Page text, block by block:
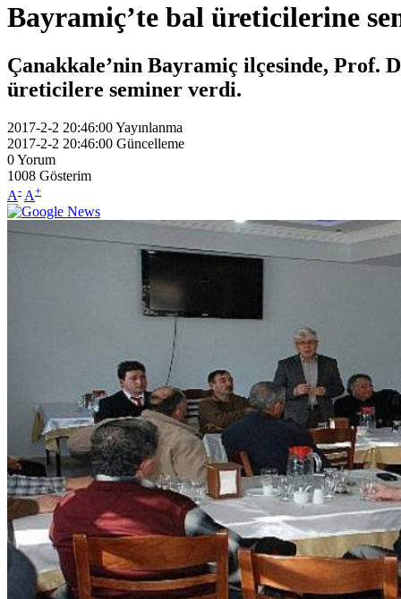
Bayramiç’te bal üreticilerine
Çanakkale’nin Bayramiç ilçesinde, Prof.
üreticilere seminer verdi.
2017-2-2 20:46:00Yayınlanma
2017-2-2 20:46:00 Güncelleme
0Yorum
1008 Gösterim
A- A+